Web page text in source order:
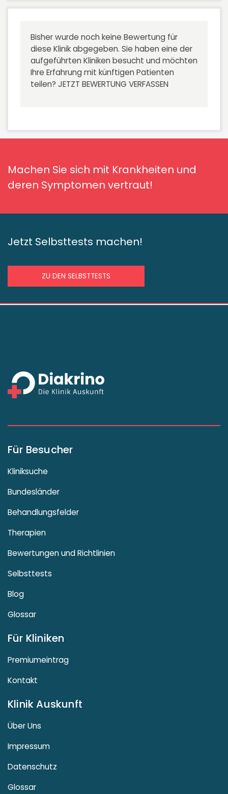
Bisher wurde noch keine Bewertung für
diese Klinik abgegeben. Sie haben eine der
aufgeführten Kliniken besucht und möchten
Ihre Erfahrung mit künftigen Patienten
teilen? JETZT BEWERTUNG VERFASSEN
Machen Sie sich mit Krankheiten und
deren Symptomen vertraut!
Jetzt Selbsttests machen!
ZU DEN SELBSTTESTS
Für Besucher
Kliniksuche
Bundesländer
Behandlungsfelder
Therapien
Bewertungen und Richtlinien
Selbsttests
Blog
Glossar
Für Kliniken
Premiumeintrag
Kontakt
Klinik Auskunft
Über Uns
Impressum
Datenschutz
Glossar